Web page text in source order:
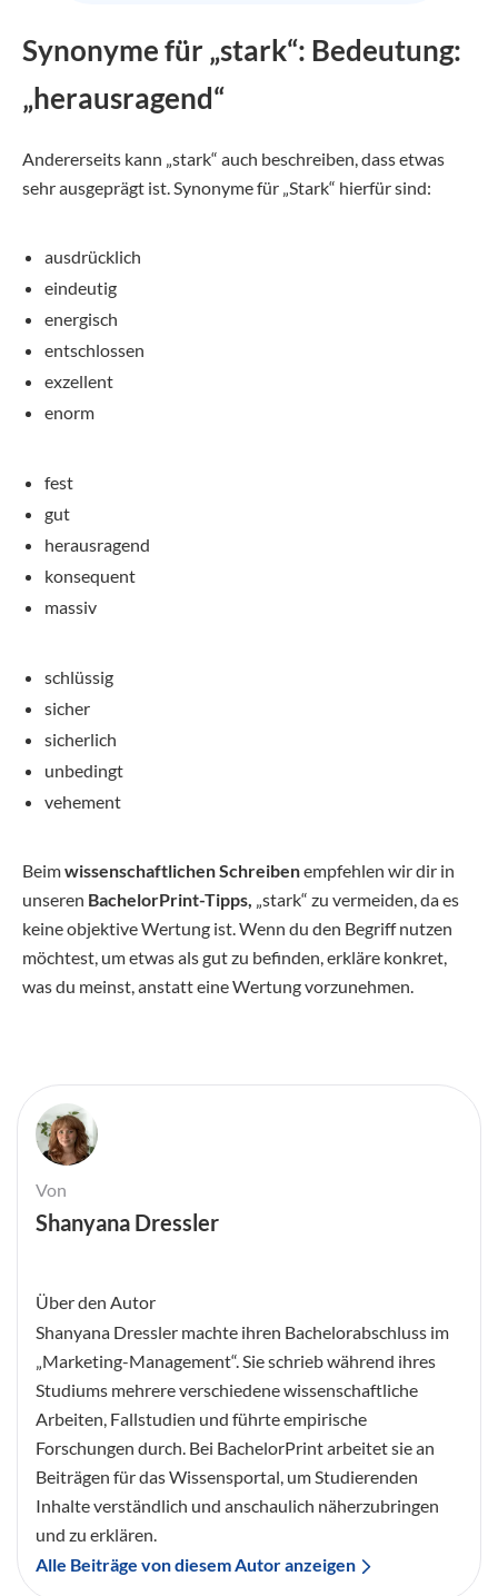
Synonyme für „stark“: Bedeutung:
„herausragend“
Andererseits kann „stark“ auch beschreiben, dass etwas
sehr ausgeprägt ist. Synonyme für „Stark“ hierfür sind:
ausdrücklich
eindeutig
energisch
entschlossen
exzellent
enorm
fest
gut
herausragend
konsequent
massiv
schlüssig
sicher
sicherlich
unbedingt
vehement
Beimwissenschaftlichen Schreibenempfehlen wir dir in
unseren BachelorPrint-Tipps, „stark“ zu vermeiden, da es
keine objektive Wertung ist. Wenn du den Begriff nutzen
möchtest, um etwas als gut zu befinden, erkläre konkret,
was du meinst, anstatt eine Wertung vorzunehmen.
Von
Shanyana Dressler
Über den Autor
Shanyana Dressler machte ihren Bachelorabschluss im
„Marketing-Management“. Sie schrieb während ihres
Studiums mehrere verschiedene wissenschaftliche
Arbeiten, Fallstudien und führte empirische
Forschungen durch. Bei BachelorPrint arbeitet sie an
Beiträgen für das Wissensportal, um Studierenden
Inhalte verständlich und anschaulich näherzubringen
und zu erklären.
Alle Beiträge von diesem Autor anzeigen